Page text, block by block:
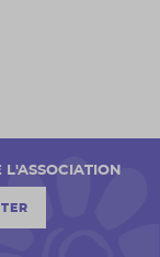
L'ASSOCIATION